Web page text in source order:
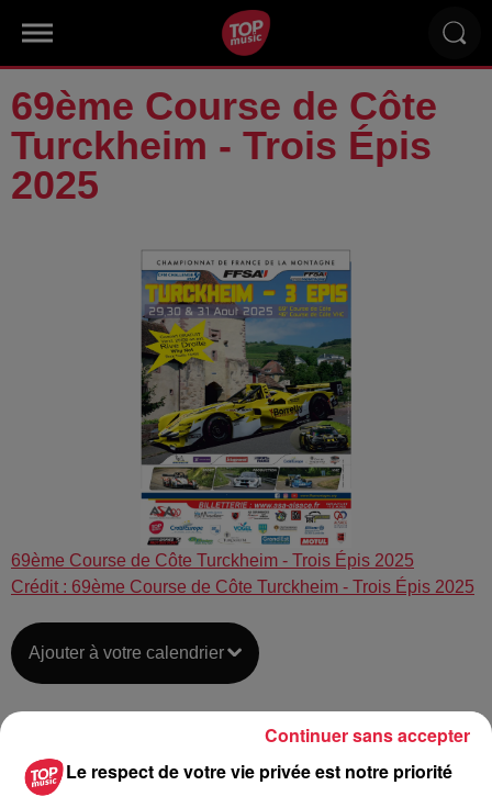
69ème Course de Côte
Turckheim - Trois Épis
2025
69ème Course de Côte Turckheim - Trois Épis 2025
Crédit : 69ème Course de Côte Turckheim - Trois Épis 2025
Ajouter à votre calendrier
29 août 2025 à 14h00
au31 août 2025 à 18h00
Le respect de votre vie privée est notre priorité
Continuer sans accepter